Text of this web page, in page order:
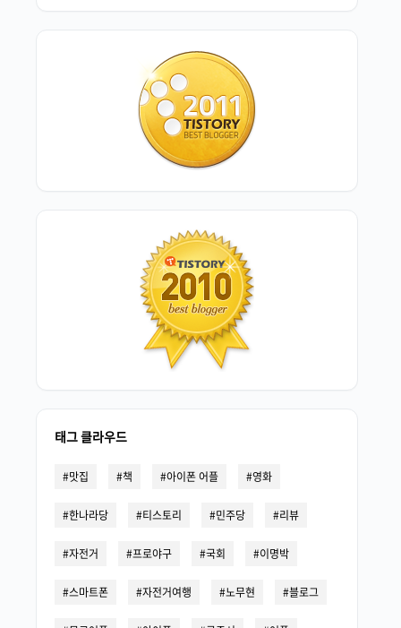
태그 클라우드
맛집 책 아이폰 어플 영화
한나라당 티스토리 민주당 리뷰
자전거 프로야구 국회 이명박
스마트폰 자전거여행 노무현 블로그